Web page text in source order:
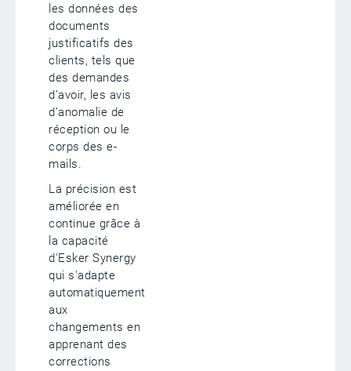
les données des
documents
justificatifs des
clients, tels que
des demandes
d’avoir, les avis
d’anomalie de
réception ou le
corps des e-
mails.
La précision est
améliorée en
continue grâce à
la capacité
d'Esker Synergy
qui s'adapte
automatiquement
aux
changements en
apprenant des
corrections